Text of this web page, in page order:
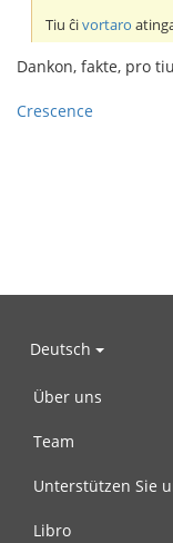
Tiu ĉivortaro
Dankon, fakte, pro
Crescence
Deutsch
Über uns
Team
Unterstützen Sie
Libro